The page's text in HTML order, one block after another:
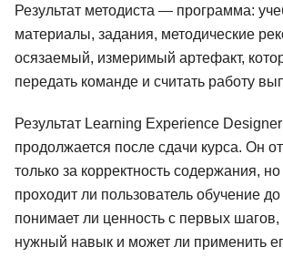
Результат методиста — программа:
материалы, задания, методические
осязаемый, измеримый артефакт,
передать команде и считать работу
Результат Learning Experience
продолжается после сдачи курса. Он
только за корректность содержания, но
проходит ли пользователь обучение до
понимает ли ценность с первых шагов,
нужный навык и может ли применить